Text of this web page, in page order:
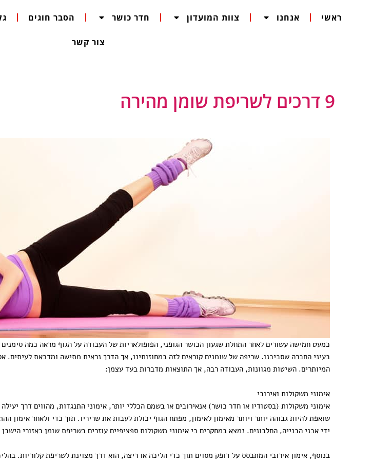
ראשי אנחנו צוות המועדון חדר כושר הסבר חוגים
צור קשר
9 דרכים לשריפת שומן מהירה
כמעט חמישה עשורים לאחר התחלת שגעון הכושר הגופני, הפופולאריות של העבודה על הגוף מראה כמה
בעיני החברה שסביבנו. שריפה של שומנים קוראים לזה במחוזותינו, אך הדרך נראית מתישה ומדכאת לעיתים.
המיותרים. השיטות מגוונות, העבודה רבה, אך התוצאות מדברות בעד עצמן:
אימוני משקולות ואירובי
אימוני משקולות (בסטודיו או חדר כושר) אנאירובים או בשמם הכללי יותר, אימוני התנגדות, מהווים דרך
שואפת להיות גבוהה יותר ויותר מאימון לאימון, מפתח הגוף יכולת לעבות את שריריו. תוך כדי ולאחר
ידי אבני הבנייה, החלבונים. נמצא במחקרים כי אימוני משקולות ספציפיים עוזרים בשריפת שומן באזורי
בנוסף, אימון אירובי המתבסס על דופק מסוים תוך כדי הליכה או ריצה, הוא דרך מצוינת לשריפת קלוריות.